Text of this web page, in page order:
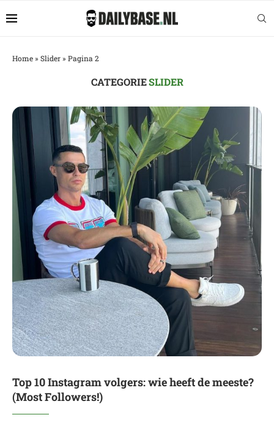
Home» Slider» Pagina 2
CATEGORIESLIDER
Top 10 Instagram volgers: wie heeft de meeste?
(Most Followers!)